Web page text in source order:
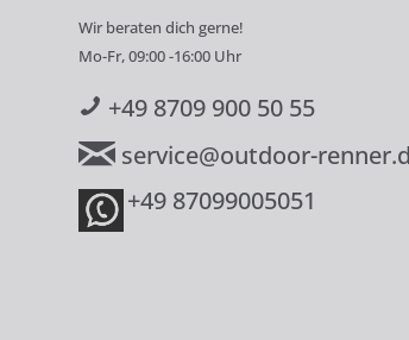
Wir beraten dich gerne!
Mo-Fr, 09:00 -16:00 Uhr
+49 8709 900 50 55
service@outdoor-
+49 87099005051